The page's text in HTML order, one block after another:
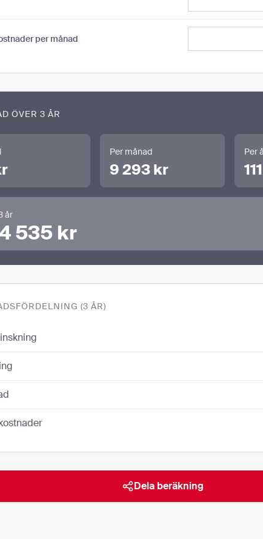
per månad
ÖVER 3 ÅR
Per månad
9 293 kr
Per
år
535 kr
(3 ÅR)
Dela beräkning